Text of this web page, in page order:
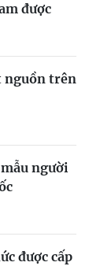
được
nguồn trên
người
được cấp